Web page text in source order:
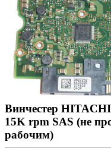
Винчестер
15K rpm SAS (не
рабочим)